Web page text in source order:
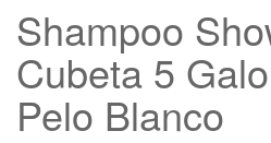
Shampoo
Cubeta 5
Pelo Blanco